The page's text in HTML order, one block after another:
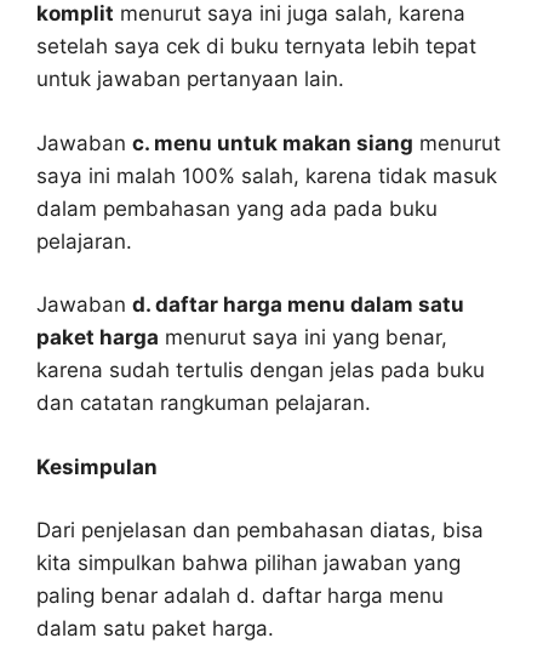
komplit menurut saya ini juga salah, karena
setelah saya cek di buku ternyata lebih tepat
untuk jawaban pertanyaan lain.
Jawaban c. menu untuk makan siang menurut
saya ini malah 100% salah, karena tidak masuk
dalam pembahasan yang ada pada buku
pelajaran.
Jawaban d. daftar harga menu dalam satu
paket harga menurut saya ini yang benar,
karena sudah tertulis dengan jelas pada buku
dan catatan rangkuman pelajaran.
Kesimpulan
Dari penjelasan dan pembahasan diatas, bisa
kita simpulkan bahwa pilihan jawaban yang
paling benar adalah d. daftar harga menu
dalam satu paket harga.